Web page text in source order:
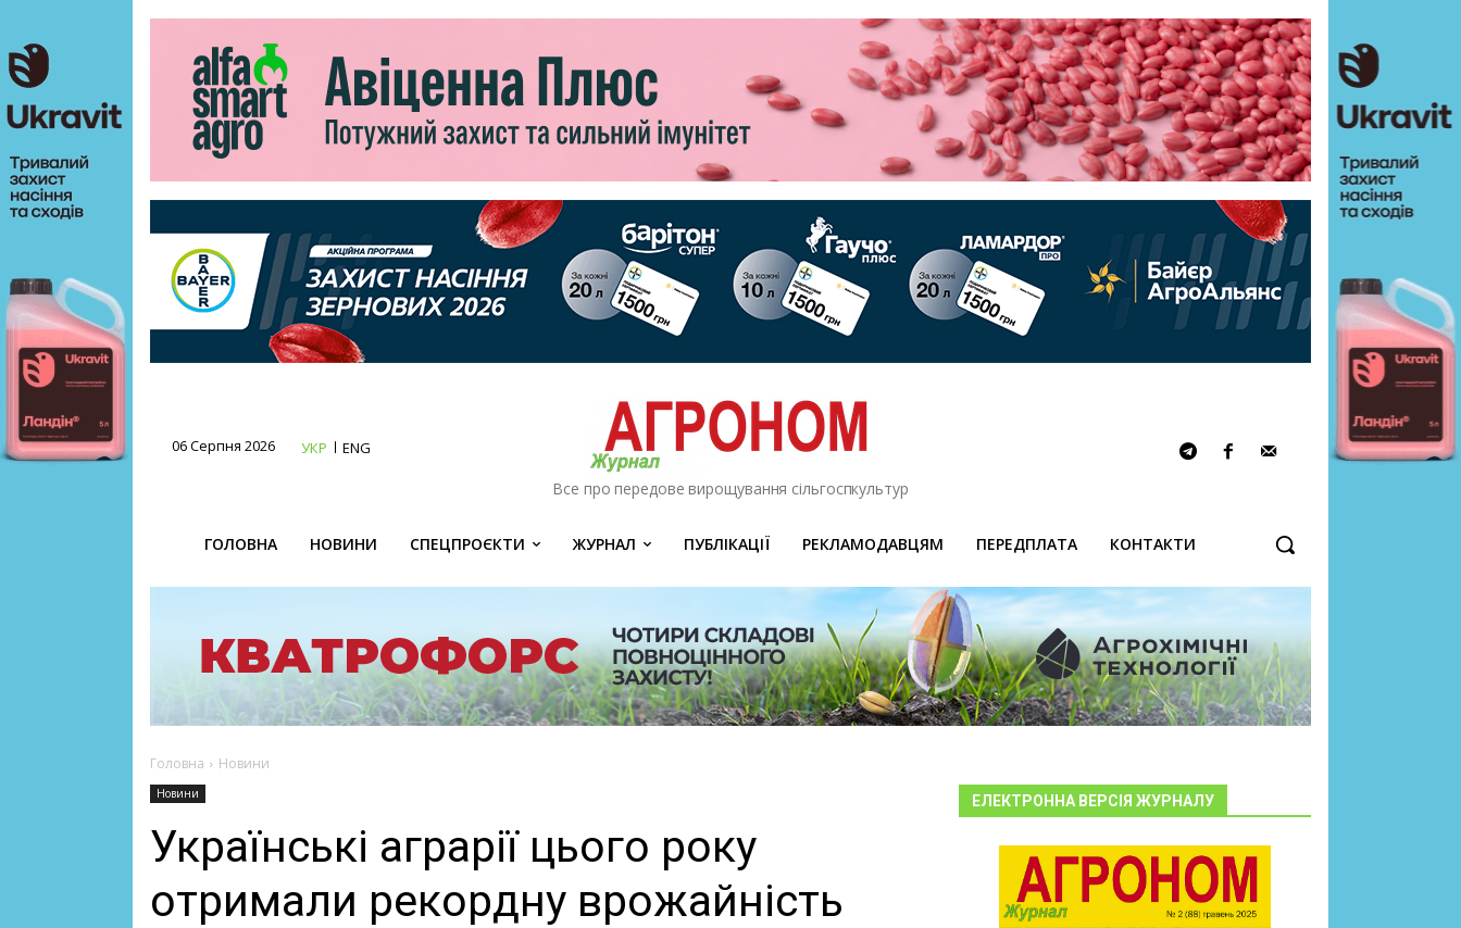
06 Серпня 2026 УКР ENG
Все про передове вирощування сільгоспкультур
ГОЛОВНА НОВИНИ СПЕЦПРОЄКТИ ЖУРНАЛ ПУБЛІКАЦІЇ РЕКЛАМОДАВЦЯМ ПЕРЕДПЛАТА КОНТАКТИ
Головна Новини
Новини
Українські аграрії цього року
отримали рекордну врожайність
ЕЛЕКТРОННА ВЕРСІЯ ЖУРНАЛУ